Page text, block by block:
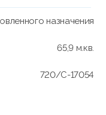
назначения
65,9 м.кв.
720/C-17054